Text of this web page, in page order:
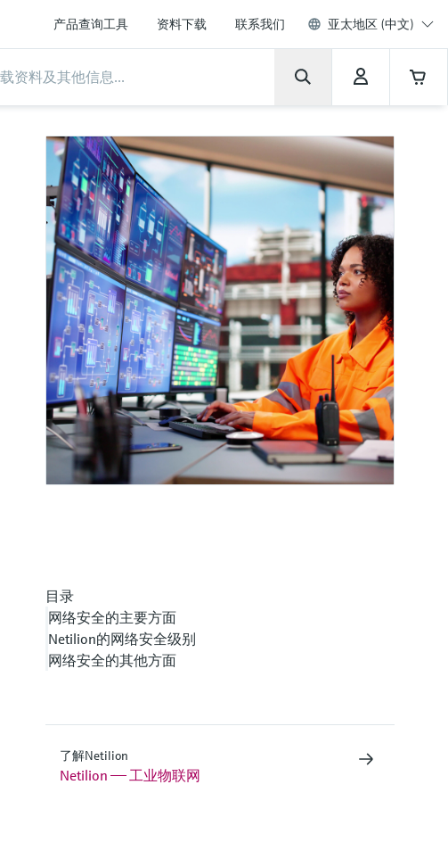
产品查询工具 资料下载 联系我们 亚太地区 (中文)
目录
网络安全的主要方面
Netilion的网络安全级别
网络安全的其他方面
了解Netilion
Netilion —— 工业物联网